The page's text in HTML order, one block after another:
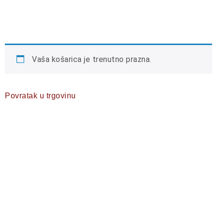
Vaša košarica je trenutno prazna.
Povratak u trgovinu